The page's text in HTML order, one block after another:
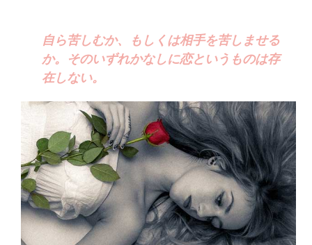
自ら苦しむか、もしくは相手を苦しませる
か。そのいずれかなしに恋というものは存
在しない。